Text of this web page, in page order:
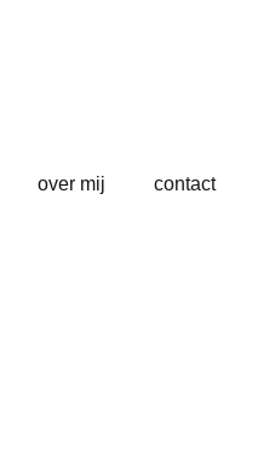
over mij contact